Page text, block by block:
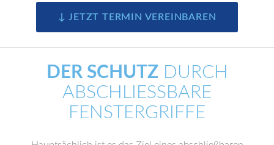
↓ JETZT TERMIN VEREINBAREN
DER SCHUTZ DURCH
ABSCHLIESSBARE F
ENSTERGRIFFE